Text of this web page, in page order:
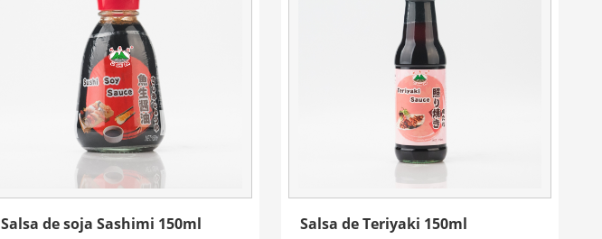
Salsa de soja Sashimi 150ml Salsa de Teriyaki 150ml